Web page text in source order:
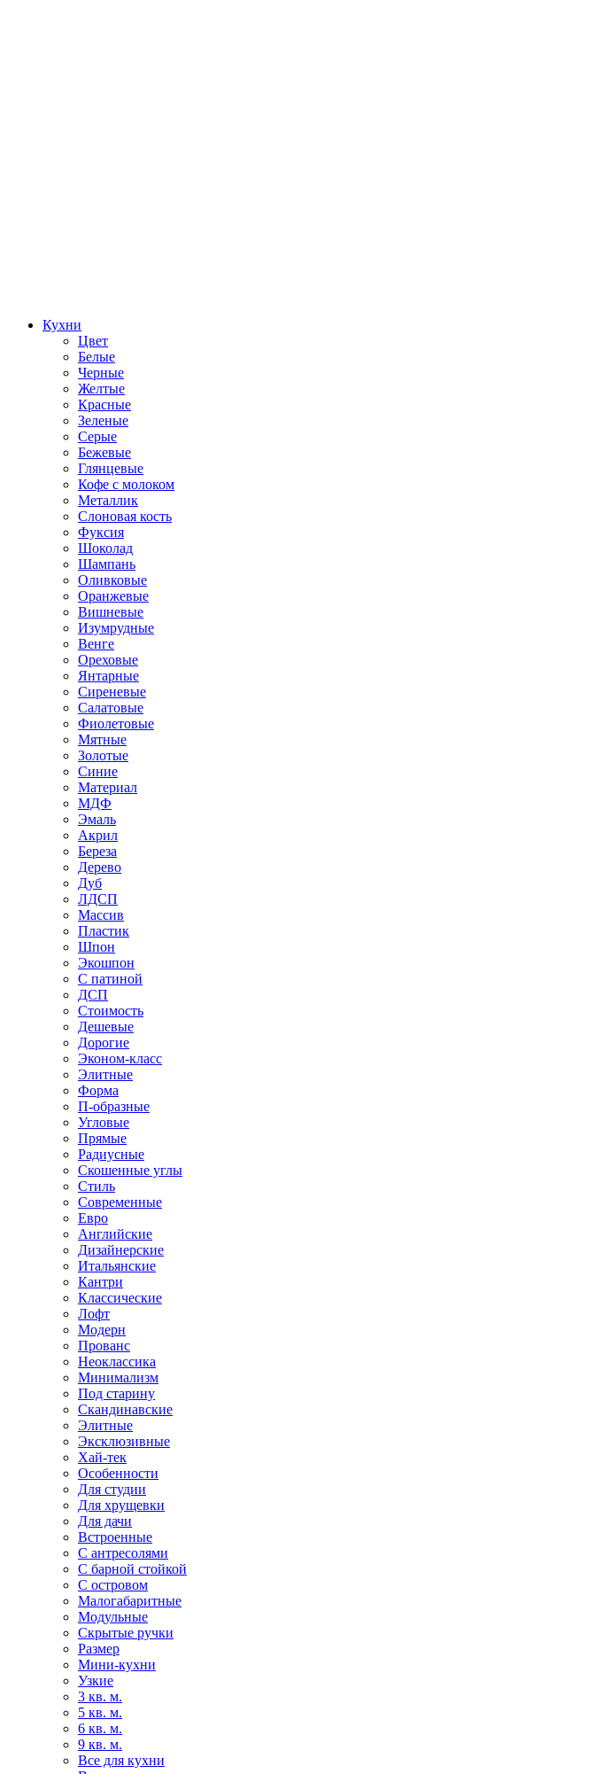
Кухни
Цвет
Белые
Черные
Желтые
Красные
Зеленые
Серые
Бежевые
Глянцевые
Кофе с молоком
Металлик
Слоновая кость
Фуксия
Шоколад
Шампань
Оливковые
Оранжевые
Вишневые
Изумрудные
Венге
Ореховые
Янтарные
Сиреневые
Салатовые
Фиолетовые
Мятные
Золотые
Синие
Материал
МДФ
Эмаль
Акрил
Береза
Дерево
Дуб
ЛДСП
Массив
Пластик
Шпон
Экошпон
С патиной
ДСП
Стоимость
Дешевые
Дорогие
Эконом-класс
Элитные
Форма
П-образные
Угловые
Прямые
Радиусные
Скошенные углы
Стиль
Современные
Евро
Английские
Дизайнерские
Итальянские
Кантри
Классические
Лофт
Модерн
Прованс
Неоклассика
Минимализм
Под старину
Скандинавские
Элитные
Эксклюзивные
Хай-тек
Особенности
Для студии
Для хрущевки
Для дачи
Встроенные
С антресолями
С барной стойкой
С островом
Малогабаритные
Модульные
Скрытые ручки
Размер
Мини-кухни
Узкие
3 кв. м.
5 кв. м.
6 кв. м.
9 кв. м.
Все для кухни